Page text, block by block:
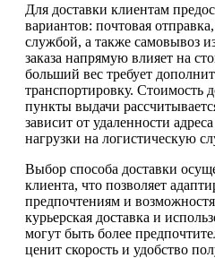
Для доставки клиентам
вариантов: почтовая
службой, а также самовывоз
заказа напрямую влияет на
больший вес требует
транспортировку. Стоимость
пункты выдачи
зависит от удаленности
нагрузки на логистическую
Выбор способа доставки
клиента, что позволяет
предпочтениям и
курьерская доставка и
могут быть более
ценит скорость и удобство